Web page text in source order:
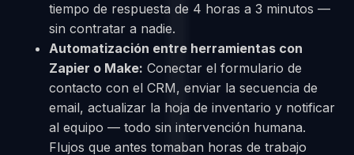
tiempo de respuesta de 4 horas a 3 minutos —
sin contratar a nadie.
Automatización entre herramientas con
Zapier o Make: Conectar el formulario de
contacto con el CRM, enviar la secuencia de
email, actualizar la hoja de inventario y notificar
al equipo — todo sin intervención humana.
Flujos que antes tomaban horas de trabajo